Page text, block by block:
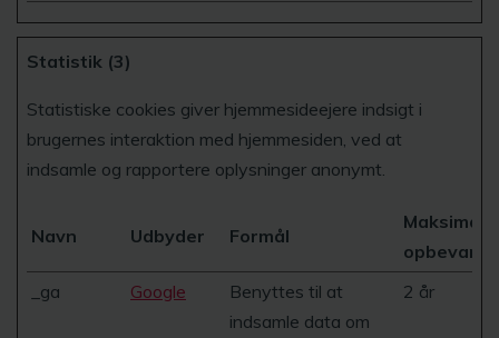
Statistik (3)
Statistiske cookies giver hjemmesideejere indsigt i
brugernes interaktion med hjemmesiden, ved at
indsamle og rapportere oplysninger anonymt.
Navn Udbyder Formål
Maksimal
_ga
Google
Benyttes til at
indsamle data om
2 år